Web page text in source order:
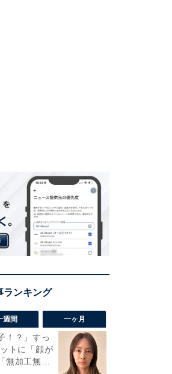
週間 一ヶ月
！？」すっ
トに「顔が
無加工無